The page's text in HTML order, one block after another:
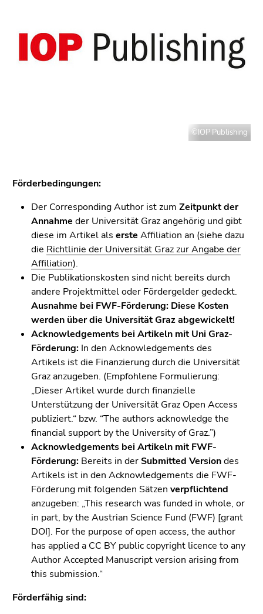
Link.
Zum
Hauptnavigation
3)
Zur
Unternavigation
(Zugriffstaste
Zu
den
Zusatzinformationen
(Zugriffstaste
5)
den
Seiteneinstellungen
(Benutzer/Sprache)
(Zugriffstaste
Zur
Suche
(Zugriffstaste
Förderbedingungen:
Der Corresponding Author ist zum Zeitpunkt der
Annahme der Universität Graz angehörig und gibt
diese im Artikel als erste Affiliation an (siehe dazu
die Richtlinie der Universität Graz zur Angabe der
Affiliation).
Die Publikationskosten sind nicht bereits durch
andere Projektmittel oder Fördergelder gedeckt.
Ausnahme bei FWF-Förderung: Diese Kosten
werden über die Universität Graz abgewickelt!
Acknowledgements bei Artikeln mit Uni Graz-
Förderung: In den Acknowledgements des
Artikels ist die Finanzierung durch die Universität
Graz anzugeben. (Empfohlene Formulierung:
„Dieser Artikel wurde durch finanzielle
Unterstützung der Universität Graz Open Access
publiziert.“ bzw. “The authors acknowledge the
financial support by the University of Graz.”)
Acknowledgements bei Artikeln mit FWF-
Förderung: Bereits in derSubmitted Versiondes
Artikels ist in den Acknowledgements die FWF-
Förderung mit folgenden Sätzen verpflichtend
anzugeben: „This research was funded in whole, or
in part, by the Austrian Science Fund (FWF) [grant
DOI]. For the purpose of open access, the author
has applied a CC BY public copyright licence to any
Author Accepted Manuscript version arising from
this submission.“
Förderfähig sind:
©IOP Publishing